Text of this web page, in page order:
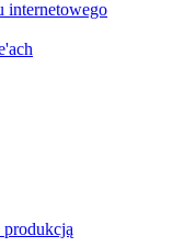
internetowego
produkcją